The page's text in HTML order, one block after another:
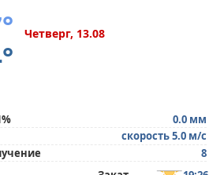
Четверг, 13.08
0.0 мм
скорость 5.0 м/с
8